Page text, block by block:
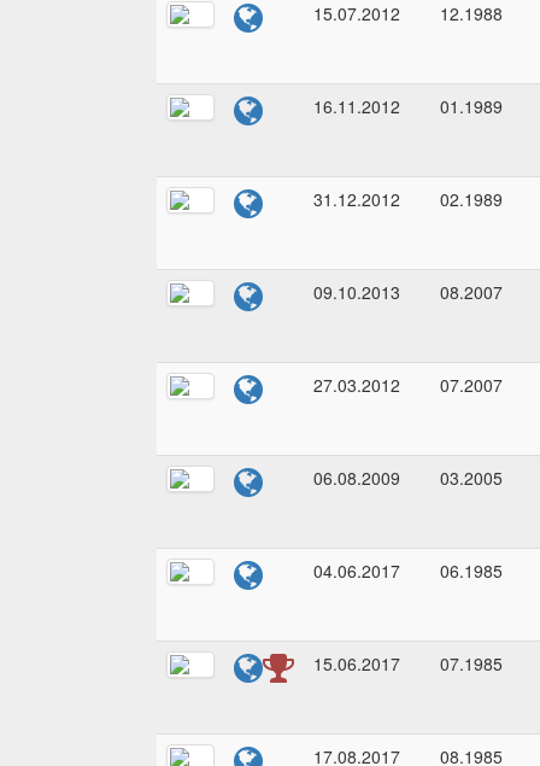
15.07.2012 12.1988
16.11.2012 01.1989
31.12.2012 02.1989
09.10.2013 08.2007
27.03.2012 07.2007
06.08.2009 03.2005
04.06.2017 06.1985
15.06.2017 07.1985
17.08.2017 08.1985